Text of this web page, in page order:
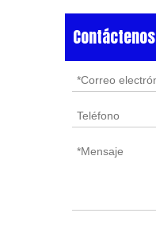
Contáctenos